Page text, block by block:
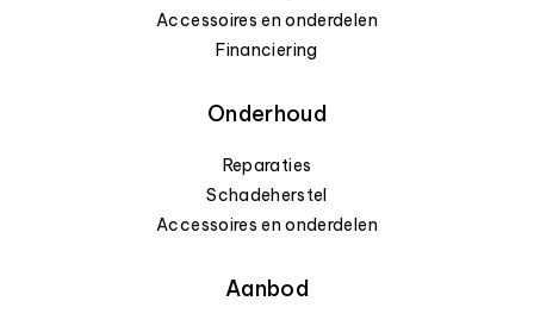
Accessoires en onderdelen
Financiering
Onderhoud
Reparaties
Schadeherstel
Accessoires en onderdelen
Aanbod